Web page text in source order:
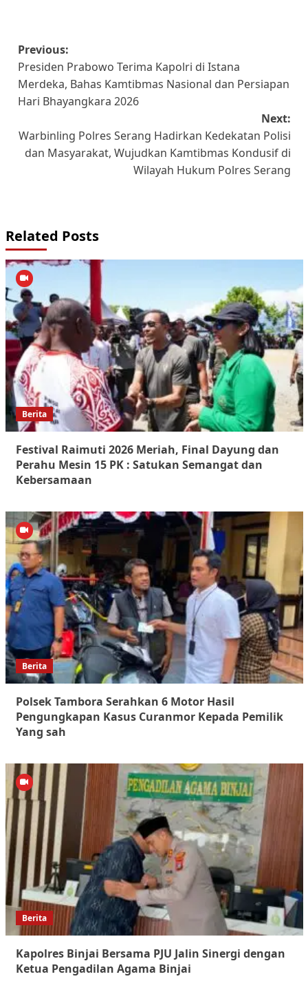
Post
navigation
Previous:
Presiden Prabowo Terima Kapolri di Istana
Merdeka, Bahas Kamtibmas Nasional dan Persiapan
Hari Bhayangkara 2026
Next:
Warbinling Polres Serang Hadirkan Kedekatan Polisi
dan Masyarakat, Wujudkan Kamtibmas Kondusif di
Wilayah Hukum Polres Serang
Related Posts
Berita
Festival Raimuti 2026 Meriah, Final Dayung dan
Perahu Mesin 15 PK : Satukan Semangat dan
Kebersamaan
Berita
Polsek Tambora Serahkan 6 Motor Hasil
Pengungkapan Kasus Curanmor Kepada Pemilik
Yang sah
Berita
Kapolres Binjai Bersama PJU Jalin Sinergi dengan
Ketua Pengadilan Agama Binjai